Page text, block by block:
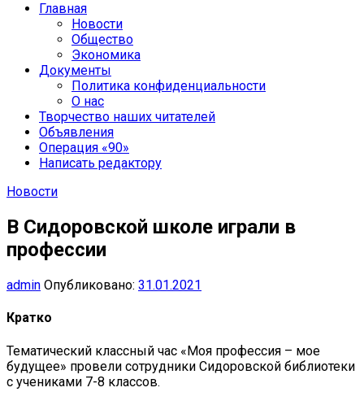
Главная
Новости
Общество
Экономика
Документы
Политика конфиденциальности
О нас
Творчество наших читателей
Объявления
Операция «90»
Написать редактору
Новости
В Сидоровской школе играли в
профессии
admin Опубликовано: 31.01.2021
Кратко
Тематический классный час «Моя профессия – мое
будущее» провели сотрудники Сидоровской библиотеки
с учениками 7-8 классов.